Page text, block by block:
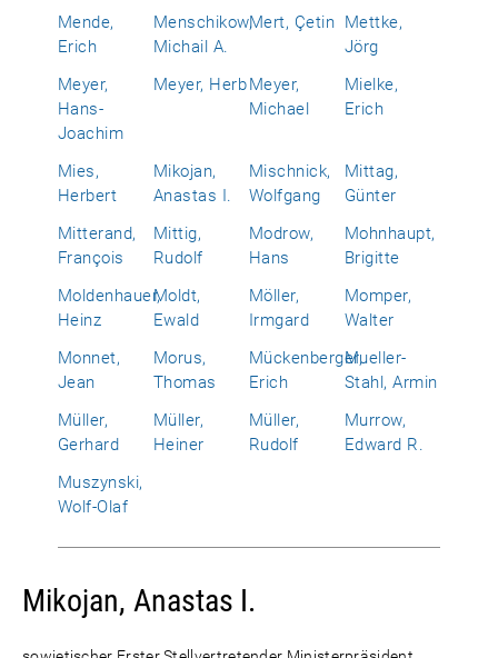
Mende,
Erich
Menschikow,
Michail A.
Mert, Çetin Mettke,
Jörg
Meyer,
Hans-
Joachim
Meyer, HerbMeyer,
Michael
Mielke,
Erich
Mies,
Herbert
Mikojan,
Anastas I.
Mischnick,
Wolfgang
Mittag,
Günter
Mitterand,
François
Mittig,
Rudolf
Modrow,
Hans
Mohnhaupt,
Brigitte
Moldenhauer,
Heinz
Moldt,
Ewald
Möller,
Irmgard
Momper,
Walter
Monnet,
Jean
Morus,
Thomas
Mückenberger,
Erich
Mueller-
Stahl, Armin
Müller,
Gerhard
Müller,
Heiner
Müller,
Rudolf
Murrow,
Edward R.
Muszynski,
Wolf-Olaf
Mikojan, Anastas I.